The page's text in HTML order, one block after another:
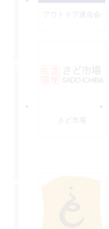
アウトドア連合会
さど市場